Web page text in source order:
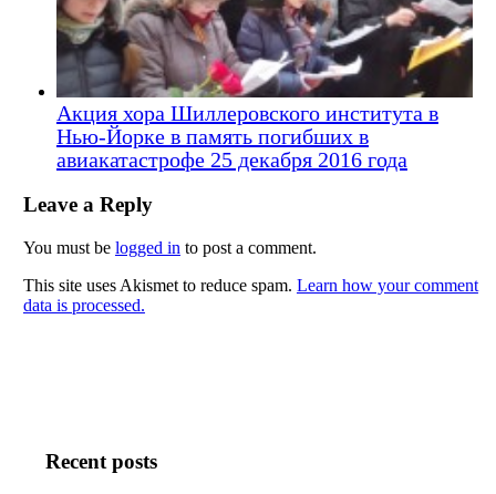
Акция хора Шиллеровского института в
Нью-Йорке в память погибших в
авиакатастрофе 25 декабря 2016 года
Leave a Reply
You must be logged in to post a comment.
This site uses Akismet to reduce spam. Learn how your comment
data is processed.
Recent posts